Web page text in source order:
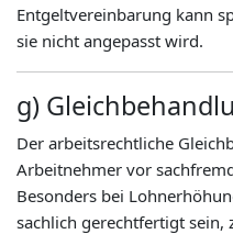
Entgeltvereinbarung kann
sie nicht angepasst wird.
g)
Der arbeitsrechtliche
Arbeitnehmer vor
Besonders bei
sachlich gerechtfertigt sein,